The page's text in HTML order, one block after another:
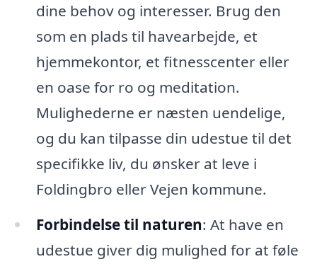
dine behov og interesser. Brug den
som en plads til havearbejde, et
hjemmekontor, et fitnesscenter eller
en oase for ro og meditation.
Mulighederne er næsten uendelige,
og du kan tilpasse din udestue til det
specifikke liv, du ønsker at leve i
Foldingbro eller Vejen kommune.
Forbindelse til naturen: At have en
udestue giver dig mulighed for at føle